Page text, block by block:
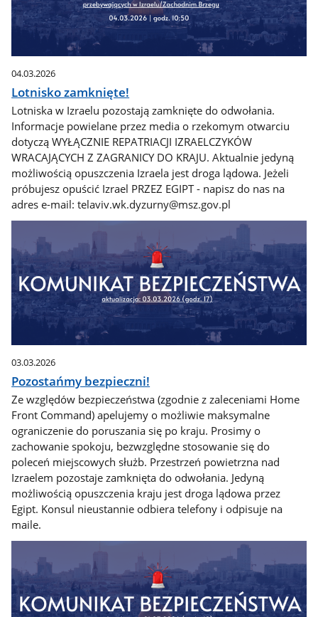
04.03.2026
Lotnisko zamknięte!
Lotniska w Izraelu pozostają zamknięte do odwołania.
Informacje powielane przez media o rzekomym otwarciu
dotyczą WYŁĄCZNIE REPATRIACJI IZRAELCZYKÓW
WRACAJĄCYCH Z ZAGRANICY DO KRAJU. Aktualnie jedyną
możliwością opuszczenia Izraela jest droga lądowa. Jeżeli
próbujesz opuścić Izrael PRZEZ EGIPT - napisz do nas na
adres e-mail: telaviv.wk.dyzurny@msz.gov.pl
03.03.2026
Pozostańmy bezpieczni!
Ze względów bezpieczeństwa (zgodnie z zaleceniami Home
Front Command) apelujemy o możliwie maksymalne
ograniczenie do poruszania się po kraju. Prosimy o
zachowanie spokoju, bezwzględne stosowanie się do
poleceń miejscowych służb. Przestrzeń powietrzna nad
Izraelem pozostaje zamknięta do odwołania. Jedyną
możliwością opuszczenia kraju jest droga lądowa przez
Egipt. Konsul nieustannie odbiera telefony i odpisuje na
maile.